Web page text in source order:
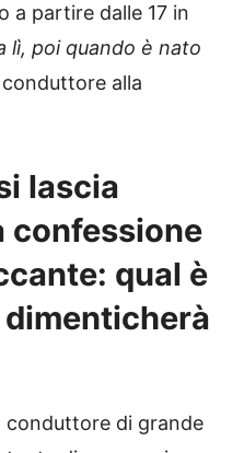
a partire dalle 17 in
lì, poi quando è nato
alla
lascia
confessione
qual è
dimenticherà
conduttore di grande